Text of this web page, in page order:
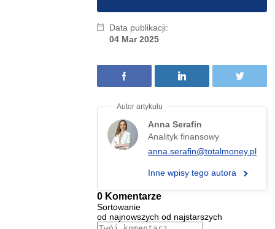
Data publikacji:
04 Mar 2025
Anna Serafin
Analityk finansowy
anna.serafin@totalmoney.pl
Inne wpisy tego autora
0 Komentarze
Sortowanie
od najnowszych od najstarszych